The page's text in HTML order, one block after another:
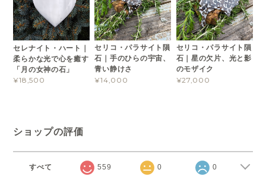
セレナイト・ハート｜
柔らかな光で心を癒す
「月の女神の石」
¥18,500
セリコ・パラサイト隕
石｜手のひらの宇宙、
青い静けさ
¥14,000
セリコ・パラサイト隕
石｜星の欠片、光と影
のモザイク
¥27,000
ショップの評価
すべて 559 0 0